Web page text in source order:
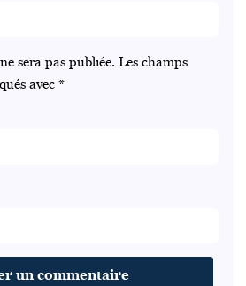
sera pas publiée. Les champs
avec *